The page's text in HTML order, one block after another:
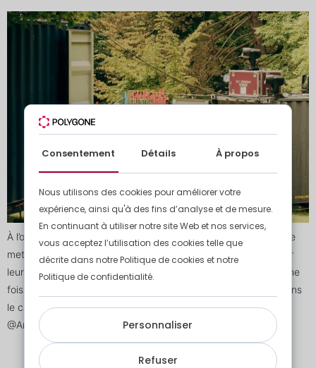
À l’occasion du festival Francofolies, nous avons eu le plaisir de
mettre à disposition : Nous remercions l’équipe du festival pour
leur confiance et cette belle collaboration. Ce projet montre une
fois de plus la flexibilité de nos solutions modulaires, même dans
le cadre d’événements les plus festifs ! 📸 Crédit photo :
@Anthony Henry […]
Consentement Détails À propos
Nous utilisons des cookies pour améliorer votre
expérience, ainsi qu'à des fins d’analyse et de mesure.
En continuant à utiliser notre site Web et nos services,
vous acceptez l’utilisation des cookies telle que
décrite dans notre Politique de cookies et notre
Politique de confidentialité.
Refuser
Personnaliser